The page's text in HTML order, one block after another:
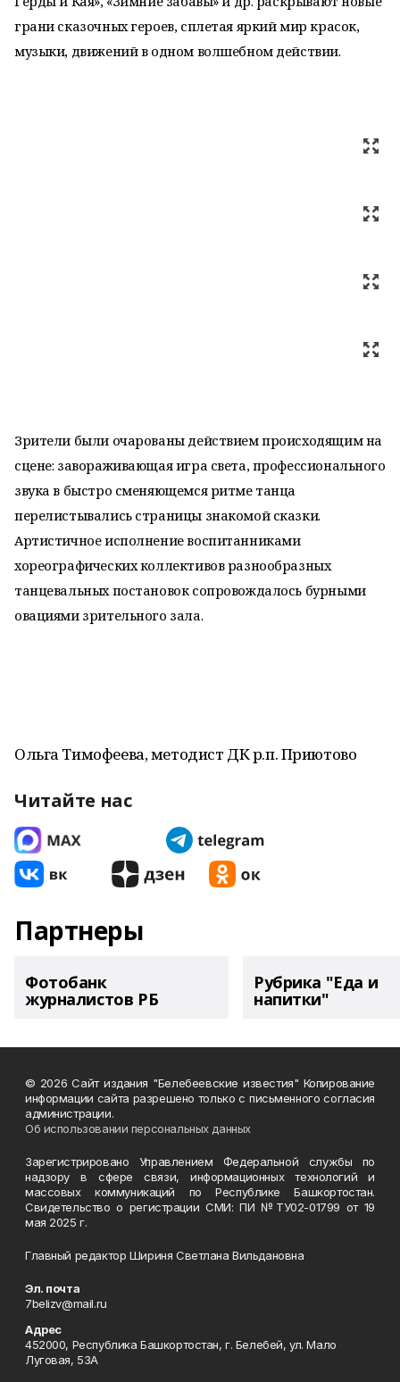
грани сказочных героев, сплетая яркий мир красок,
музыки, движений в одном волшебном действии.
Зрители были очарованы действием происходящим на
сцене: завораживающая игра света, профессионального
звука в быстро сменяющемся ритме танца
перелистывались страницы знакомой сказки.
Артистичное исполнение воспитанниками
хореографических коллективов разнообразных
танцевальных постановок сопровождалось бурными
овациями зрительного зала.
Ольга Тимофеева, методист ДК р.п. Приютово
Читайте нас
Партнеры
Фотобанк
журналистов РБ
Рубрика "Еда и
напитки"
© 2026 Сайт издания "Белебеевские известия" Копирование
информации сайта разрешено только с письменного согласия
администрации.
Об использовании персональных данных
Зарегистрировано Управлением Федеральной службы по
надзору в сфере связи, информационных технологий и
массовых коммуникаций по Республике Башкортостан.
Свидетельство о регистрации СМИ: ПИ №ТУ02-01799 от 19
мая 2025 г.
Главный редактор Шириня Светлана Вильдановна
Эл. почта
7belizv@mail.ru
Адрес
452000, Республика Башкортостан, г. Белебей, ул. Мало
Луговая, 53А